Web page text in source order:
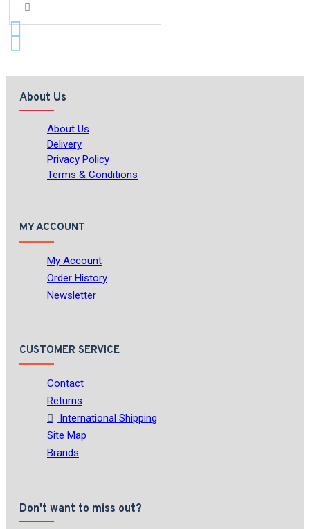
About Us
About Us
Delivery
Privacy Policy
Terms & Conditions
MY ACCOUNT
My Account
Order History
Newsletter
CUSTOMER SERVICE
Contact
Returns
International Shipping
Site Map
Brands
Don't want to miss out?